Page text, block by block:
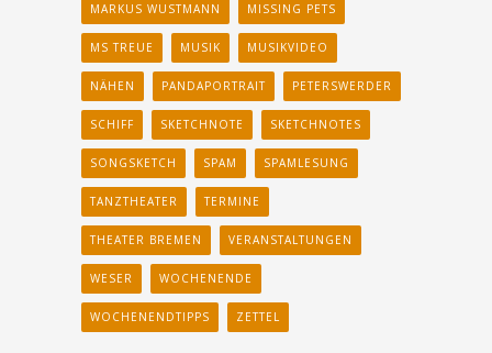
MARKUS WUSTMANN MISSING PETS
MS TREUE MUSIK MUSIKVIDEO
NÄHEN PANDAPORTRAIT PETERSWERDER
SCHIFF SKETCHNOTE SKETCHNOTES
SONGSKETCH SPAM SPAMLESUNG
TANZTHEATER TERMINE
THEATER BREMEN VERANSTALTUNGEN
WESER WOCHENENDE
WOCHENENDTIPPS ZETTEL